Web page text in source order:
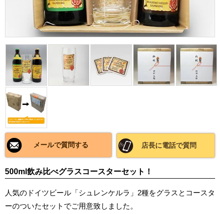
メールで質問する 店長に電話で質問
500ml飲み比べグラスコースターセット！
人気のドイツビール「シュレンケルラ」2種をグラスとコースタ
ーのついたセットでご用意致しました。